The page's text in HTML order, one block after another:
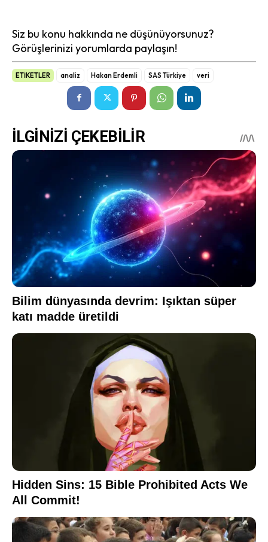
Siz bu konu hakkında ne düşünüyorsunuz?
Görüşlerinizi yorumlarda paylaşın!
ETİKETLER analiz Hakan Erdemli SAS Türkiye veri